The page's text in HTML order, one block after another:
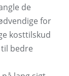
de
for
kosttilskud
bedre